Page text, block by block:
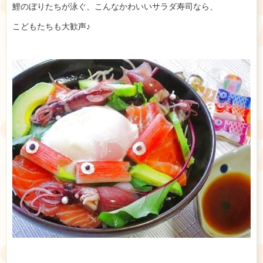
鯉のぼりたちが泳ぐ、こんなかわいいサラダ寿司なら、
こどもたちも大歓声♪